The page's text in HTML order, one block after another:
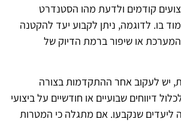
קודמים ולדעת מהו הסטנדרט
בו. לדוגמה, ניתן לקבוע יעד להקטנה
או שיפור ברמת הדיוק של
יש לעקוב אחר ההתקדמות בצורה
דיווחים שבועיים או חודשיים על ביצועי
ליעדים שנקבעו. אם מתגלה כי המטרות